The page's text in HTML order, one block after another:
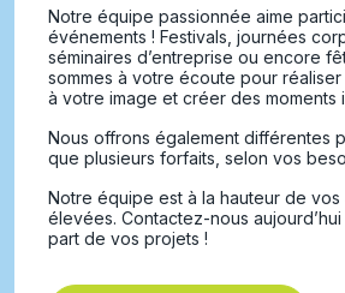
Notre équipe passionnée aime
événements ! Festivals, journées
séminaires d’entreprise ou encore
sommes à votre écoute pour
à votre image et créer des moments
Nous offrons également différentes
que plusieurs forfaits, selon vos
Notre équipe est à la hauteur de vos
élevées. Contactez-nous
part de vos projets !